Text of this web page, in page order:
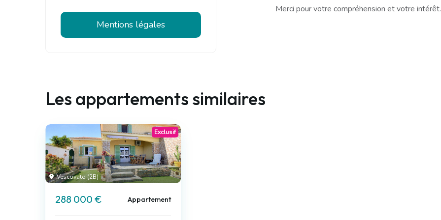
Mentions légales
Merci pour votre compréhension et votre intérêt.
Les appartements similaires
Vescovato (2B)
Exclusif
288 000 € Appartement